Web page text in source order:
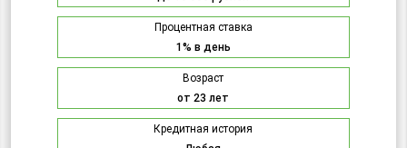
Процентная ставка
1% в день
Возраст
от 23 лет
Кредитная история